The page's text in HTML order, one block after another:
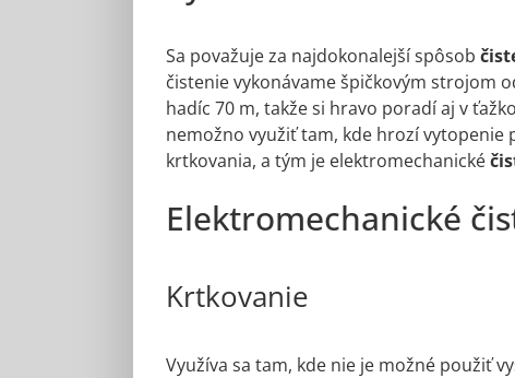
Sa považuje za najdokonalejší spôsob
čistenie vykonávame špičkovým strojom
hadíc 70 m, takže si hravo poradí aj v
nemožno využiť tam, kde hrozí
krtkovania, a tým je elektromechanické
Elektromechanické
Krtkovanie
Využíva sa tam, kde nie je možné použiť